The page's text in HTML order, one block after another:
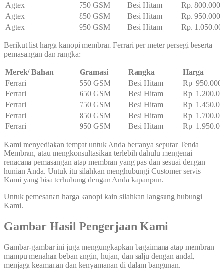
Agtex
750 GSM Besi Hitam
Rp.
Agtex
850 GSM Besi Hitam
Rp.
Agtex
950 GSM Besi Hitam Rp.
Berikut list harga kanopi membran Ferrari per meter persegi beserta
pemasangan dan rangka:
Merek/ Bahan Gramasi Rangka
Harga
Ferrari
550 GSM Besi Hitam
Rp.
Ferrari
650 GSM Besi Hitam
Rp.
Ferrari
750 GSM Besi Hitam
Rp.
Ferrari
850 GSM Besi Hitam
Rp.
Ferrari
950 GSM Besi Hitam Rp.
Kami menyediakan tempat untuk Anda bertanya seputar Tenda
Membran, atau mengkonsultasikan terlebih dahulu mengenai
renacana pemasangan atap membran yang pas dan sesuai dengan
hunian Anda. Untuk itu silahkan menghubungi Customer servis
Kami yang bisa terhubung dengan Anda kapanpun.
Untuk pemesanan harga kanopi kain silahkan langsung hubungi
Kami.
Gambar Hasil Pengerjaan Kami
Gambar-gambar ini juga mengungkapkan bagaimana atap membran
mampu menahan beban angin, hujan, dan salju dengan andal,
menjaga keamanan dan kenyamanan di dalam bangunan.